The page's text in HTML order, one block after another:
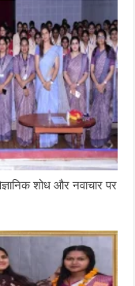
शोध और नवाचार पर